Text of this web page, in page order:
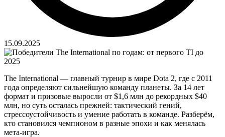
15.09.2025
The International — главный турнир в мире Dota 2, где с 2011
года определяют сильнейшую команду планеты. За 14 лет
формат и призовые выросли от $1,6 млн до рекордных $40
млн, но суть осталась прежней: тактический гений,
стрессоустойчивость и умение работать в команде. Разберём,
кто становился чемпионом в разные эпохи и как менялась
мета-игра.